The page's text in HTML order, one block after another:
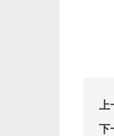
上
下